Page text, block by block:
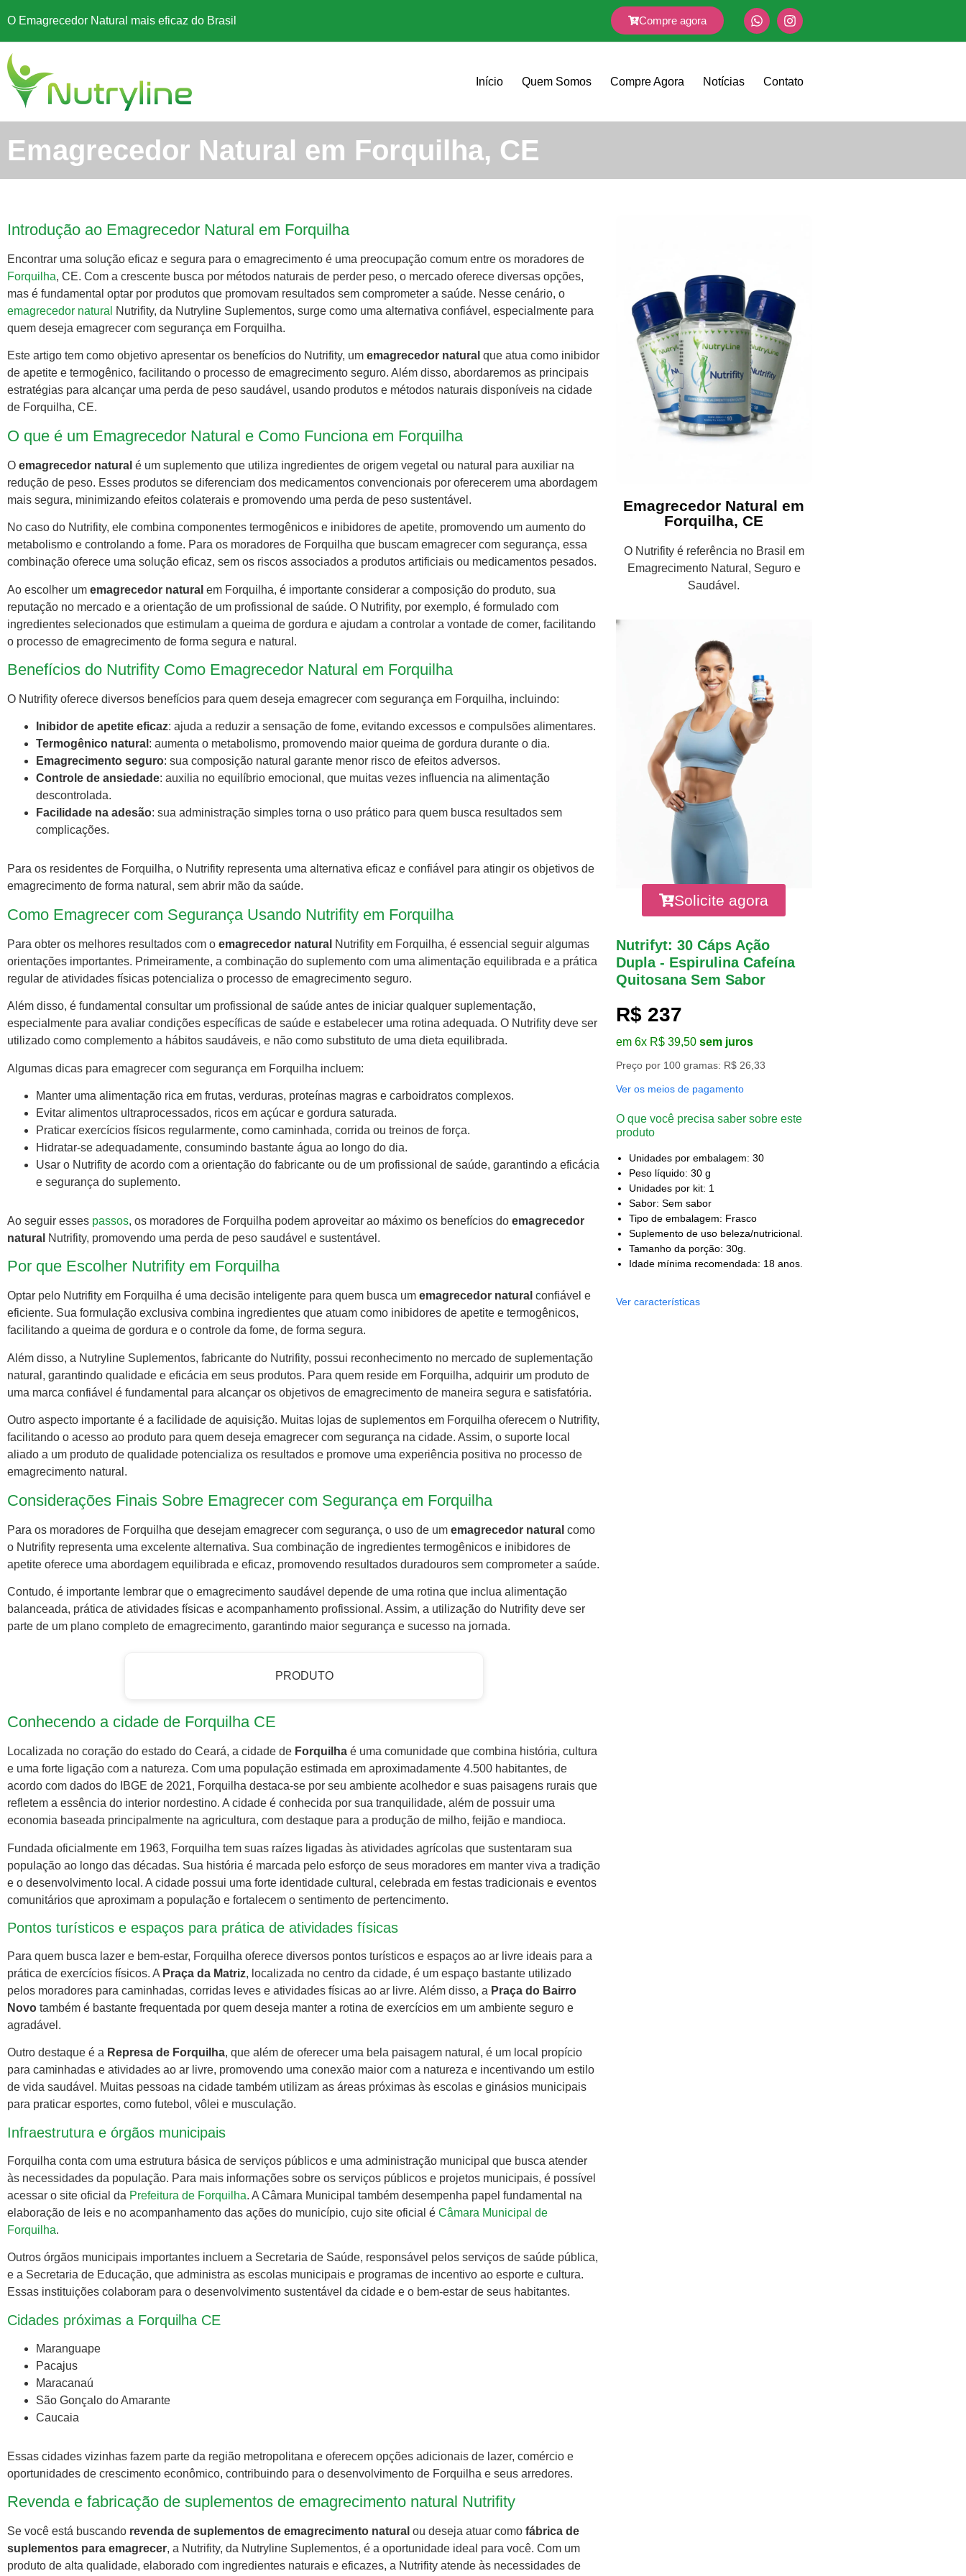
O Emagrecedor Natural mais eficaz do Brasil Compre agora
Início Quem Somos Compre Agora Notícias Contato
Emagrecedor Natural em Forquilha, CE
Introdução ao Emagrecedor Natural em Forquilha
Encontrar uma solução eficaz e segura para o emagrecimento é uma preocupação comum entre os moradores de
Forquilha, CE. Com a crescente busca por métodos naturais de perder peso, o mercado oferece diversas opções,
mas é fundamental optar por produtos que promovam resultados sem comprometer a saúde. Nesse cenário, o
emagrecedor natural
Nutrifity, da Nutryline Suplementos, surge como uma alternativa confiável, especialmente para
quem deseja emagrecer com segurança em Forquilha.
Este artigo tem como objetivo apresentar os benefícios do Nutrifity, um emagrecedor natural que atua como inibidor
de apetite e termogênico, facilitando o processo de emagrecimento seguro. Além disso, abordaremos as principais
estratégias para alcançar uma perda de peso saudável, usando produtos e métodos naturais disponíveis na cidade
de Forquilha, CE.
O que é um Emagrecedor Natural e Como Funciona em Forquilha
O emagrecedor natural é um suplemento que utiliza ingredientes de origem vegetal ou natural para auxiliar na
redução de peso. Esses produtos se diferenciam dos medicamentos convencionais por oferecerem uma abordagem
mais segura, minimizando efeitos colaterais e promovendo uma perda de peso sustentável.
No caso do Nutrifity, ele combina componentes termogênicos e inibidores de apetite, promovendo um aumento do
metabolismo e controlando a fome. Para os moradores de Forquilha que buscam emagrecer com segurança, essa
combinação oferece uma solução eficaz, sem os riscos associados a produtos artificiais ou medicamentos pesados.
Ao escolher um emagrecedor natural em Forquilha, é importante considerar a composição do produto, sua
reputação no mercado e a orientação de um profissional de saúde. O Nutrifity, por exemplo, é formulado com
ingredientes selecionados que estimulam a queima de gordura e ajudam a controlar a vontade de comer, facilitando
o processo de emagrecimento de forma segura e natural.
Benefícios do Nutrifity Como Emagrecedor Natural em Forquilha
O Nutrifity oferece diversos benefícios para quem deseja emagrecer com segurança em Forquilha, incluindo:
Inibidor de apetite eficaz: ajuda a reduzir a sensação de fome, evitando excessos e compulsões alimentares.
Termogênico natural : aumenta o metabolismo, promovendo maior queima de gordura durante o dia.
Emagrecimento seguro: sua composição natural garante menor risco de efeitos adversos.
Controle de ansiedade: auxilia no equilíbrio emocional, que muitas vezes influencia na alimentação
descontrolada.
Facilidade na adesão: sua administração simples torna o uso prático para quem busca resultados sem
complicações.
Para os residentes de Forquilha, o Nutrifity representa uma alternativa eficaz e confiável para atingir os objetivos de
emagrecimento de forma natural, sem abrir mão da saúde.
Como Emagrecer com Segurança Usando Nutrifity em Forquilha
Para obter os melhores resultados com o emagrecedor natural Nutrifity em Forquilha, é essencial seguir algumas
orientações importantes. Primeiramente, a combinação do suplemento com uma alimentação equilibrada e a prática
regular de atividades físicas potencializa o processo de emagrecimento seguro.
Além disso, é fundamental consultar um profissional de saúde antes de iniciar qualquer suplementação,
especialmente para avaliar condições específicas de saúde e estabelecer uma rotina adequada. O Nutrifity deve ser
utilizado como complemento a hábitos saudáveis, e não como substituto de uma dieta equilibrada.
Algumas dicas para emagrecer com segurança em Forquilha incluem:
Manter uma alimentação rica em frutas, verduras, proteínas magras e carboidratos complexos.
Evitar alimentos ultraprocessados, ricos em açúcar e gordura saturada.
Praticar exercícios físicos regularmente, como caminhada, corrida ou treinos de força.
Hidratar-se adequadamente, consumindo bastante água ao longo do dia.
Usar o Nutrifity de acordo com a orientação do fabricante ou de um profissional de saúde, garantindo a eficácia
e segurança do suplemento.
Ao seguir esses passos, os moradores de Forquilha podem aproveitar ao máximo os benefícios do emagrecedor
natural Nutrifity, promovendo uma perda de peso saudável e sustentável.
Por que Escolher Nutrifity em Forquilha
Optar pelo Nutrifity em Forquilha é uma decisão inteligente para quem busca um emagrecedor natural confiável e
eficiente. Sua formulação exclusiva combina ingredientes que atuam como inibidores de apetite e termogênicos,
facilitando a queima de gordura e o controle da fome, de forma segura.
Além disso, a Nutryline Suplementos, fabricante do Nutrifity, possui reconhecimento no mercado de suplementação
natural, garantindo qualidade e eficácia em seus produtos. Para quem reside em Forquilha, adquirir um produto de
uma marca confiável é fundamental para alcançar os objetivos de emagrecimento de maneira segura e satisfatória.
Outro aspecto importante é a facilidade de aquisição. Muitas lojas de suplementos em Forquilha oferecem o Nutrifity,
facilitando o acesso ao produto para quem deseja emagrecer com segurança na cidade. Assim, o suporte local
aliado a um produto de qualidade potencializa os resultados e promove uma experiência positiva no processo de
emagrecimento natural.
Considerações Finais Sobre Emagrecer com Segurança em Forquilha
Para os moradores de Forquilha que desejam emagrecer com segurança, o uso de um emagrecedor natural como
o Nutrifity representa uma excelente alternativa. Sua combinação de ingredientes termogênicos e inibidores de
apetite oferece uma abordagem equilibrada e eficaz, promovendo resultados duradouros sem comprometer a saúde.
Contudo, é importante lembrar que o emagrecimento saudável depende de uma rotina que inclua alimentação
balanceada, prática de atividades físicas e acompanhamento profissional. Assim, a utilização do Nutrifity deve ser
parte de um plano completo de emagrecimento, garantindo maior segurança e sucesso na jornada.
PRODUTO
Conhecendo a cidade de Forquilha CE
Localizada no coração do estado do Ceará, a cidade de Forquilha é uma comunidade que combina história, cultura
e uma forte ligação com a natureza. Com uma população estimada em aproximadamente 4.500 habitantes, de
acordo com dados do IBGE de 2021, Forquilha destaca-se por seu ambiente acolhedor e suas paisagens rurais que
refletem a essência do interior nordestino. A cidade é conhecida por sua tranquilidade, além de possuir uma
economia baseada principalmente na agricultura, com destaque para a produção de milho, feijão e mandioca.
Fundada oficialmente em 1963, Forquilha tem suas raízes ligadas às atividades agrícolas que sustentaram sua
população ao longo das décadas. Sua história é marcada pelo esforço de seus moradores em manter viva a tradição
e o desenvolvimento local. A cidade possui uma forte identidade cultural, celebrada em festas tradicionais e eventos
comunitários que aproximam a população e fortalecem o sentimento de pertencimento.
Pontos turísticos e espaços para prática de atividades físicas
Para quem busca lazer e bem-estar, Forquilha oferece diversos pontos turísticos e espaços ao ar livre ideais para a
prática de exercícios físicos. A Praça da Matriz, localizada no centro da cidade, é um espaço bastante utilizado
pelos moradores para caminhadas, corridas leves e atividades físicas ao ar livre. Além disso, a Praça do Bairro
Novo também é bastante frequentada por quem deseja manter a rotina de exercícios em um ambiente seguro e
agradável.
Outro destaque é a Represa de Forquilha, que além de oferecer uma bela paisagem natural, é um local propício
para caminhadas e atividades ao ar livre, promovendo uma conexão maior com a natureza e incentivando um estilo
de vida saudável. Muitas pessoas na cidade também utilizam as áreas próximas às escolas e ginásios municipais
para praticar esportes, como futebol, vôlei e musculação.
Infraestrutura e órgãos municipais
Forquilha conta com uma estrutura básica de serviços públicos e uma administração municipal que busca atender
às necessidades da população. Para mais informações sobre os serviços públicos e projetos municipais, é possível
acessar o site oficial da Prefeitura de Forquilha. A Câmara Municipal também desempenha papel fundamental na
elaboração de leis e no acompanhamento das ações do município, cujo site oficial é Câmara Municipal de
Forquilha.
Outros órgãos municipais importantes incluem a Secretaria de Saúde, responsável pelos serviços de saúde pública,
e a Secretaria de Educação, que administra as escolas municipais e programas de incentivo ao esporte e cultura.
Essas instituições colaboram para o desenvolvimento sustentável da cidade e o bem-estar de seus habitantes.
Cidades próximas a Forquilha CE
Maranguape
Pacajus
Maracanaú
São Gonçalo do Amarante
Caucaia
Essas cidades vizinhas fazem parte da região metropolitana e oferecem opções adicionais de lazer, comércio e
oportunidades de crescimento econômico, contribuindo para o desenvolvimento de Forquilha e seus arredores.
Revenda e fabricação de suplementos de emagrecimento natural Nutrifity
Se você está buscando revenda de suplementos de emagrecimento natural ou deseja atuar como fábrica de
suplementos para emagrecer, a Nutrifity, da Nutryline Suplementos, é a oportunidade ideal para você. Com um
produto de alta qualidade, elaborado com ingredientes naturais e eficazes, a Nutrifity atende às necessidades de
Emagrecedor Natural em
Forquilha, CE
O Nutrifity é referência no Brasil em
Emagrecimento Natural, Seguro e
Saudável.
Solicite agora
Nutrifyt: 30 Cáps Ação
Dupla - Espirulina Cafeína
Quitosana Sem Sabor
R$ 237
em 6x R$ 39,50 sem juros
Preço por 100 gramas: R$ 26,33
Ver os meios de pagamento
O que você precisa saber sobre este
produto
Unidades por embalagem: 30
Peso líquido: 30 g
Unidades por kit: 1
Sabor: Sem sabor
Tipo de embalagem: Frasco
Suplemento de uso beleza/nutricional.
Tamanho da porção: 30g.
Idade mínima recomendada: 18 anos.
Ver características